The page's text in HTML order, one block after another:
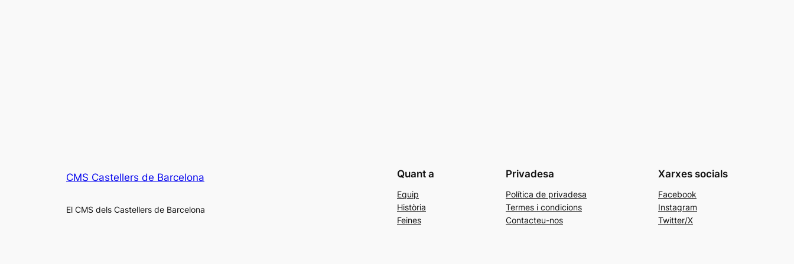
CMS Castellers de Barcelona
El CMS dels Castellers de Barcelona
Quant a
Equip
Història
Feines
Privadesa
Política de privadesa
Termes i condicions
Contacteu-nos
Xarxes socials
Facebook
Instagram
Twitter/X